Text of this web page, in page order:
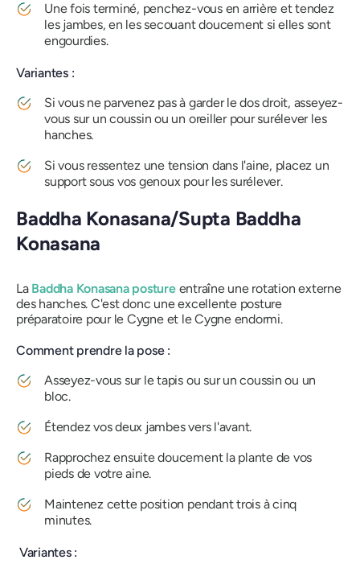
Une fois terminé, penchez-vous en arrière et tendez
les jambes, en les secouant doucement si elles sont
engourdies.
Variantes :
Si vous ne parvenez pas à garder le dos droit, asseyez-
vous sur un coussin ou un oreiller pour surélever les
hanches.
Si vous ressentez une tension dans l'aine, placez un
support sous vos genoux pour les surélever.
Baddha Konasana/Supta Baddha
Konasana
La Baddha Konasanapostureentraîne une rotation externe
des hanches. C'est donc une excellente posture
préparatoire pour le Cygne et le Cygne endormi.
Comment prendre la pose :
Asseyez-vous sur le tapis ou sur un coussin ou un
bloc.
Étendez vos deux jambes vers l'avant.
Rapprochez ensuite doucement la plante de vos
pieds de votre aine.
Maintenez cette position pendant trois à cinq
minutes.
Variantes :